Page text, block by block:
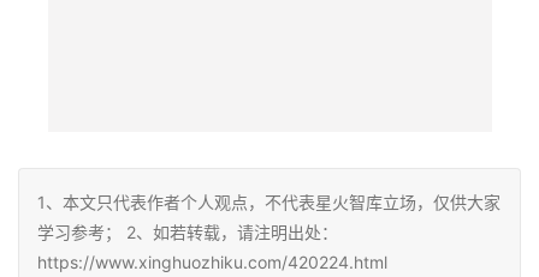
1、本文只代表作者个人观点，不代表星火智库立场，仅供大家
学习参考； 2、如若转载，请注明出处：
https://www.xinghuozhiku.com/420224.html